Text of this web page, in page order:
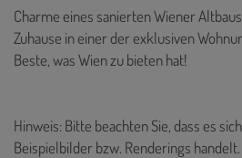
Charme eines sanierten Wiener
Zuhause in einer der exklusiven
Beste, was Wien zu bieten hat!
Hinweis: Bitte beachten Sie, dass es
Beispielbilder bzw. Renderings handelt.